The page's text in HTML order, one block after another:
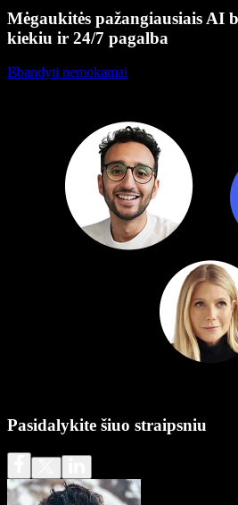
Mėgaukitės pažangiausiais AI
kiekiu ir 24/7 pagalba
Išbandyti nemokamai
Pasidalykite šiuo straipsniu